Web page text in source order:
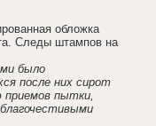
обложка
Следы штампов на
было
после них сирот
пытки,